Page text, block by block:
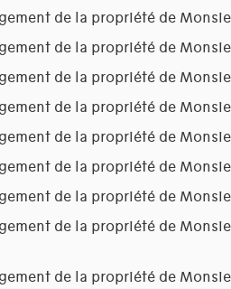
de la propriété de
de la propriété de
de la propriété de
de la propriété de
de la propriété de
de la propriété de
de la propriété de
de la propriété de
de la propriété de